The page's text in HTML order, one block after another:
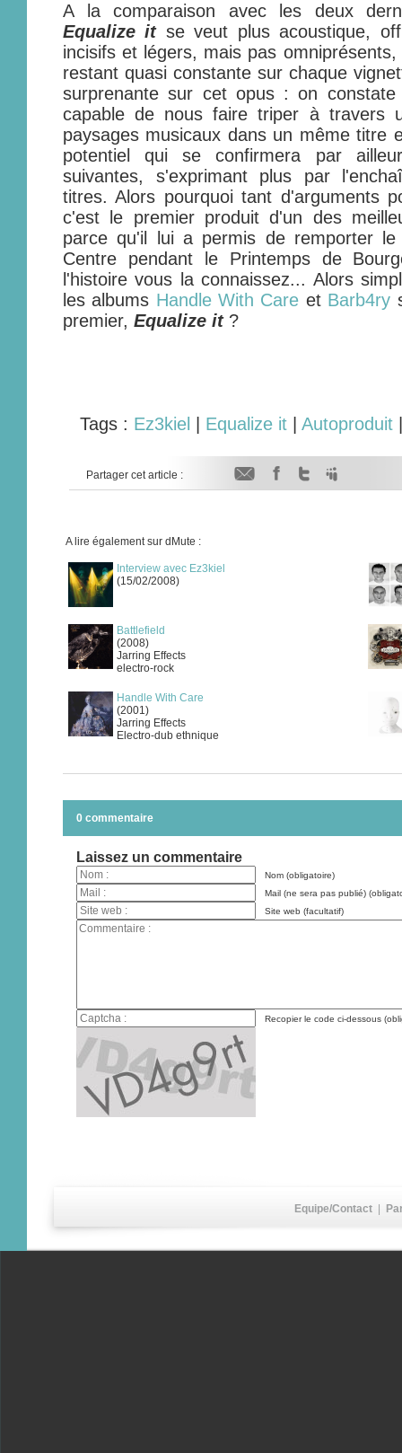
A la comparaison avec les deux
Equalize itse veut plus acoustique,
incisifs et légers, mais pas
restant quasi constante sur chaque
surprenante sur cet opus : on
capable de nous faire triper à travers
paysages musicaux dans un même titre
potentiel qui se confirmera par
suivantes, s'exprimant plus par
titres. Alors pourquoi tant d'arguments
c'est le premier produit d'un des
parce qu'il lui a permis de remporter le
Centre pendant le Printemps de
l'histoire vous la connaissez... Alors
les albums Handle With Care et Barb4ry
premier, Equalize it?
Tags : Ez3kiel Equalize it| Autoproduit
Partager cet article :
A lire également sur dMute :
Interview avec Ez3kiel
(15/02/2008)
Battlefield
(2008)
Jarring Effects
electro-rock
Handle With Care
(2001)
Jarring Effects
Electro-dub ethnique
0 commentaire
Laissez un commentaire
Nom (obligatoire)
Mail (ne sera pas publié)
Site web (facultatif)
Recopier le code ci-dessous
Equipe/Contact